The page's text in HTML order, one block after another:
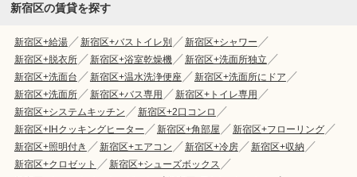
新宿区の賃貸を探す
新宿区+給湯 新宿区+バストイレ別
新宿区+シャワー
新宿区+脱衣所
新宿区+浴室乾燥機
新宿区+洗面所独立
新宿区+洗面台
新宿区+温水洗浄便座
新宿区+洗面所にドア
新宿区+洗面所
新宿区+バス専用
新宿区+トイレ専用
新宿区+システムキッチン
新宿区+2口コンロ
新宿区+IHクッキングヒーター
新宿区+角部屋
新宿区+フローリング
新宿区+照明付き
新宿区+エアコン 新宿区+冷房
新宿区+収納
新宿区+クロゼット
新宿区+シューズボックス